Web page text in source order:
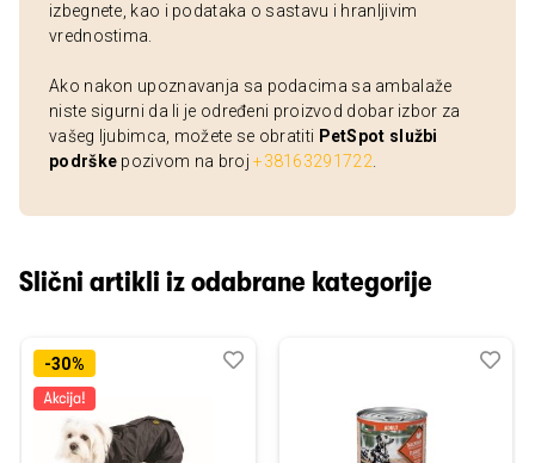
izbegnete, kao i podataka o sastavu i hranljivim
vrednostima.
Ako nakon upoznavanja sa podacima sa ambalaže
niste sigurni da li je određeni proizvod dobar izbor za
vašeg ljubimca, možete se obratiti PetSpot službi
podrške pozivom na broj+38163291722
Slični artikli iz odabrane kategorije
-30%
Dodaj
Uporedi